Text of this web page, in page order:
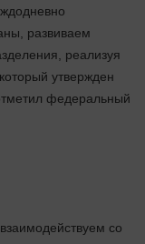
развиваем
реализуя
утвержден
федеральный
со